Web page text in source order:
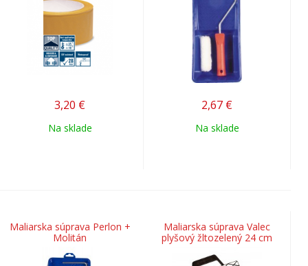
3,20 €
Na sklade
2,67 €
Na sklade
Maliarska súprava Perlon +
Molitán
Maliarska súprava Valec
plyšový žltozelený 24 cm